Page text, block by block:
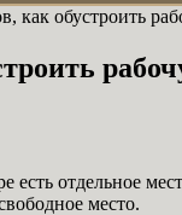
как обустроить
отдельное
место.